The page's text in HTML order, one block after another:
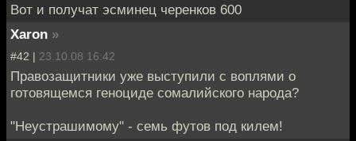
Вот и получат эсминец черенков 600
Xaron »
#42 | 23.10.08 16:42
Правозащитники уже выступили с воплями о
готовящемся геноциде сомалийского народа?
"Неустрашимому" - семь футов под килем!